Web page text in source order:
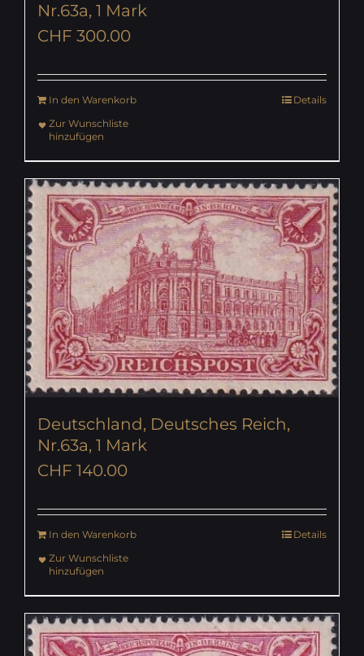
Nr.63a, 1 Mark
CHF 300.00
In den Warenkorb
Details
Zur Wunschliste
hinzufügen
Deutschland, Deutsches Reich,
Nr.63a, 1 Mark
CHF 140.00
In den Warenkorb
Details
Zur Wunschliste
hinzufügen